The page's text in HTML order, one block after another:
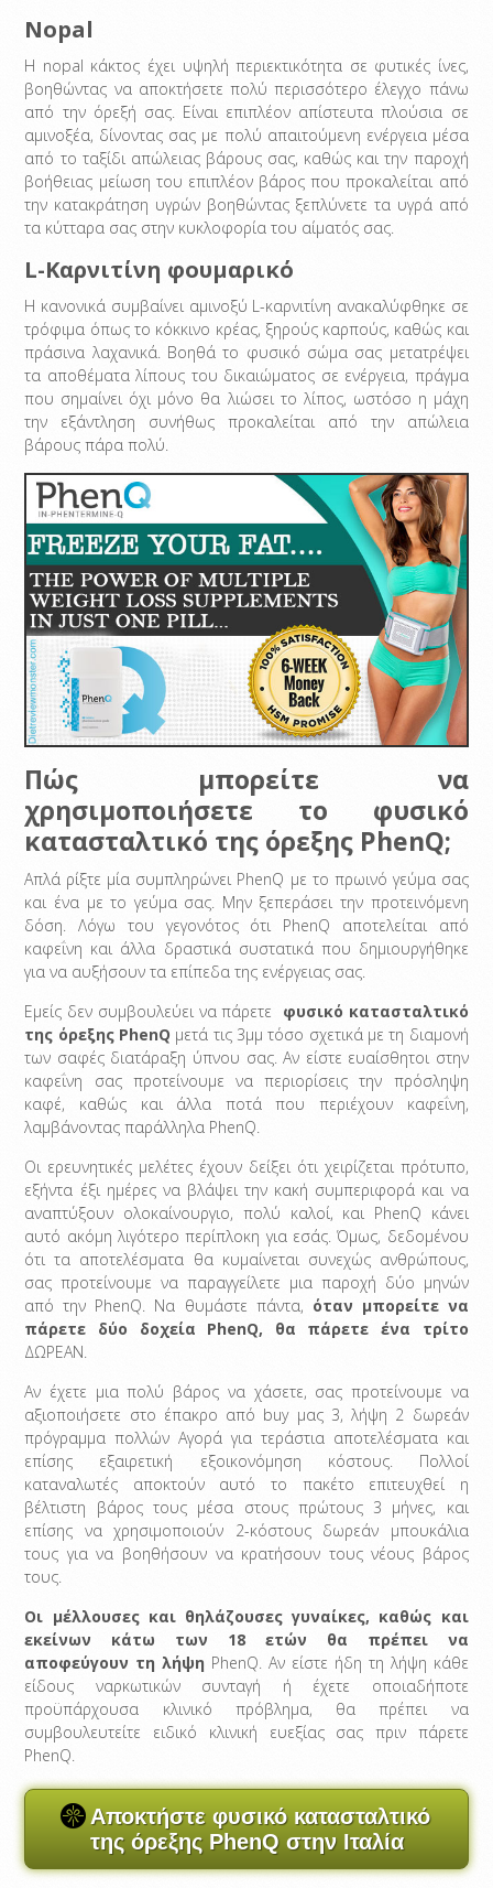
Nopal
Η nopal κάκτος έχει υψηλή περιεκτικότητα σε φυτικές ίνες,
βοηθώντας να αποκτήσετε πολύ περισσότερο έλεγχο πάνω
από την όρεξή σας. Είναι επιπλέον απίστευτα πλούσια σε
αμινοξέα, δίνοντας σας με πολύ απαιτούμενη ενέργεια μέσα
από το ταξίδι απώλειας βάρους σας, καθώς και την παροχή
βοήθειας μείωση του επιπλέον βάρος που προκαλείται από
την κατακράτηση υγρών βοηθώντας ξεπλύνετε τα υγρά από
τα κύτταρα σας στην κυκλοφορία του αίματός σας.
L-Καρνιτίνη φουμαρικό
Η κανονικά συμβαίνει αμινοξύ L-καρνιτίνη ανακαλύφθηκε σε
τρόφιμα όπως το κόκκινο κρέας, ξηρούς καρπούς, καθώς και
πράσινα λαχανικά. Βοηθά το φυσικό σώμα σας μετατρέψει
τα αποθέματα λίπους του δικαιώματος σε ενέργεια, πράγμα
που σημαίνει όχι μόνο θα λιώσει το λίπος, ωστόσο η μάχη
την εξάντληση συνήθως προκαλείται από την απώλεια
βάρους πάρα πολύ.
Πώς μπορείτε να
χρησιμοποιήσετε το φυσικό
κατασταλτικό της όρεξης PhenQ;
Απλά ρίξτε μία συμπληρώνει PhenQ με το πρωινό γεύμα σας
και ένα με το γεύμα σας. Μην ξεπεράσει την προτεινόμενη
δόση. Λόγω του γεγονότος ότι PhenQ αποτελείται από
καφεΐνη και άλλα δραστικά συστατικά που δημιουργήθηκε
για να αυξήσουν τα επίπεδα της ενέργειας σας.
Εμείς δεν συμβουλεύει να πάρετε φυσικό κατασταλτικό
της όρεξης PhenQ μετά τις 3μμ τόσο σχετικά με τη διαμονή
των σαφές διατάραξη ύπνου σας. Αν είστε ευαίσθητοι στην
καφεΐνη σας προτείνουμε να περιορίσεις την πρόσληψη
καφέ, καθώς και άλλα ποτά που περιέχουν καφεΐνη,
λαμβάνοντας παράλληλα PhenQ.
Οι ερευνητικές μελέτες έχουν δείξει ότι χειρίζεται πρότυπο,
εξήντα έξι ημέρες να βλάψει την κακή συμπεριφορά και να
αναπτύξουν ολοκαίνουργιο, πολύ καλοί, και PhenQ κάνει
αυτό ακόμη λιγότερο περίπλοκη για εσάς. Όμως, δεδομένου
ότι τα αποτελέσματα θα κυμαίνεται συνεχώς ανθρώπους,
σας προτείνουμε να παραγγείλετε μια παροχή δύο μηνών
από την PhenQ. Να θυμάστε πάντα, όταν μπορείτε να
πάρετε δύο δοχεία PhenQ, θα πάρετε ένα τρίτο
ΔΩΡΕΑΝ.
Αν έχετε μια πολύ βάρος να χάσετε, σας προτείνουμε να
αξιοποιήσετε στο έπακρο από buy μας 3, λήψη 2 δωρεάν
πρόγραμμα πολλών Αγορά για τεράστια αποτελέσματα και
επίσης εξαιρετική εξοικονόμηση κόστους. Πολλοί
καταναλωτές αποκτούν αυτό το πακέτο επιτευχθεί η
βέλτιστη βάρος τους μέσα στους πρώτους 3 μήνες, και
επίσης να χρησιμοποιούν 2-κόστους δωρεάν μπουκάλια
τους για να βοηθήσουν να κρατήσουν τους νέους βάρος
τους.
Οι μέλλουσες και θηλάζουσες γυναίκες, καθώς και
εκείνων κάτω των 18 ετών θα πρέπει να
αποφεύγουν τη λήψη PhenQ. Αν είστε ήδη τη λήψη κάθε
είδους ναρκωτικών συνταγή ή έχετε οποιαδήποτε
προϋπάρχουσα κλινικό πρόβλημα, θα πρέπει να
συμβουλευτείτε ειδικό κλινική ευεξίας σας πριν πάρετε
PhenQ.
Αποκτήστε φυσικό κατασταλτικό
της όρεξης PhenQ στην Ιταλία